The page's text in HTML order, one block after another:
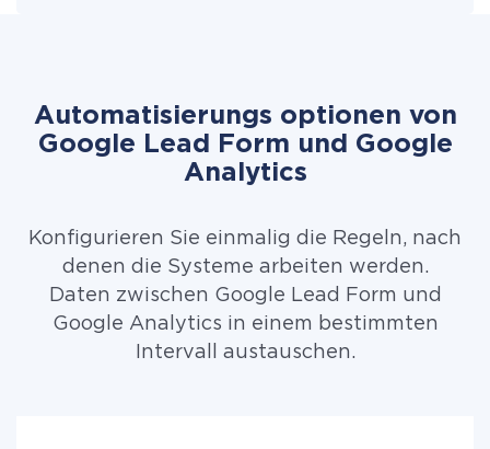
Automatisierungs optionen von
Google Lead Form und Google
Analytics
Konfigurieren Sie einmalig die Regeln, nach
denen die Systeme arbeiten werden.
Daten zwischen Google Lead Form und
Google Analytics in einem bestimmten
Intervall austauschen.